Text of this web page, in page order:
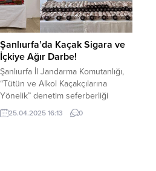
Şanlıurfa’da Kaçak Sigara ve
İçkiye Ağır Darbe!
Şanlıurfa İl Jandarma Komutanlığı,
“Tütün ve Alkol Kaçakçılarına
Yönelik” denetim seferberliği
çerçevesinde 10–22 Nisan 2025
tarihlerinde Viranşehir, Suruç ve
25.04.2025 16:13 0